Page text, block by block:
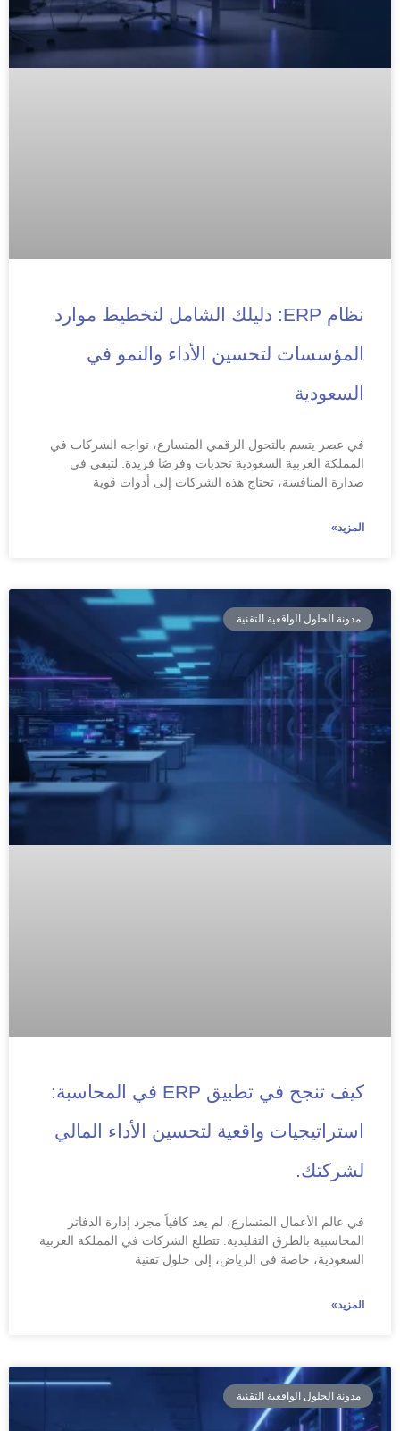
نظام ERP: دليلك الشامل لتخطيط موارد
المؤسسات لتحسين الأداء والنمو في
السعودية
في عصر يتسم بالتحول الرقمي المتسارع، تواجه الشركات في
المملكة العربية السعودية تحديات وفرصًا فريدة. لتبقى في
صدارة المنافسة، تحتاج هذه الشركات إلى أدوات قوية
المزيد»
مدونة الحلول الواقعية التقنية
كيف تنجح في تطبيق ERP في المحاسبة:
استراتيجيات واقعية لتحسين الأداء المالي
لشركتك.
في عالم الأعمال المتسارع، لم يعد كافياً مجرد إدارة الدفاتر
المحاسبية بالطرق التقليدية. تتطلع الشركات في المملكة العربية
السعودية، خاصة في الرياض، إلى حلول تقنية
المزيد»
مدونة الحلول الواقعية التقنية